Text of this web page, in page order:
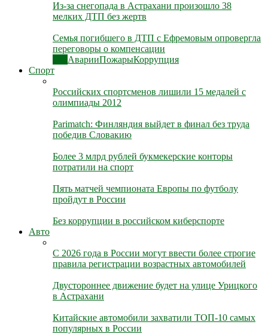
Из-за снегопада в Астрахани произошло 38
мелких ДТП без жертв
Семья погибшего в ДТП с Ефремовым опровергла
переговоры о компенсации
АварииПожарыКоррупция
Спорт
Российских спортсменов лишили 15 медалей с
олимпиады 2012
Parimatch: Финляндия выйдет в финал без труда
победив Словакию
Более 3 млрд рублей букмекерские конторы
потратили на спорт
Пять матчей чемпионата Европы по футболу
пройдут в России
Без коррупции в российском киберспорте
Авто
С 2026 года в России могут ввести более строгие
правила регистрации возрастных автомобилей
Двустороннее движение будет на улице Урицкого
в Астрахани
Китайские автомобили захватили ТОП-10 самых
популярных в России